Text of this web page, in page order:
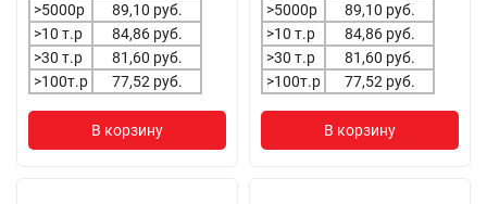
>5000р
89,10 руб.
>10 т.р
84,86 руб.
>30 т.р
81,60 руб.
>100т.р
77,52 руб.
В корзину
>5000р
89,10 руб.
>10 т.р
84,86 руб.
>30 т.р
81,60 руб.
>100т.р
77,52 руб.
В корзину